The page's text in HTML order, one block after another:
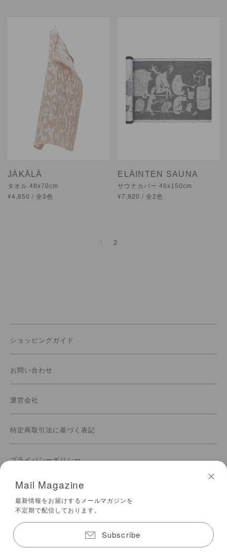
JÄKÄLÄ
タオル 48x70cm
¥4,950 / 全3色
ELÄINTEN SAUNA
サウナカバー 46x150cm
¥7,920 / 全2色
1 2
ショッピングガイド
お問い合わせ
運営会社
特定商取引法に基づく表記
プライバシーポリシー
ご利用規約
© 2026 biotope All Rights Reserved
Mail Magazine
最新情報をお届けするメールマガジンを
不定期で配信しております。
Subscribe